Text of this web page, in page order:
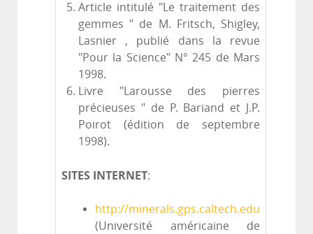
Article intitulé "Le traitement des
gemmes " de M. Fritsch, Shigley,
Lasnier , publié dans la revue
"Pour la Science" N° 245 de Mars
1998.
Livre "Larousse des pierres
précieuses " de P. Bariand et J.P.
Poirot (édition de septembre
1998).
SITES INTERNET:
http://minerals.gps.caltech.edu
(Université américaine de